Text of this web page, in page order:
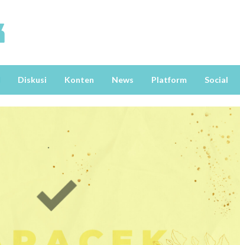
Diskusi Konten News Platform Social